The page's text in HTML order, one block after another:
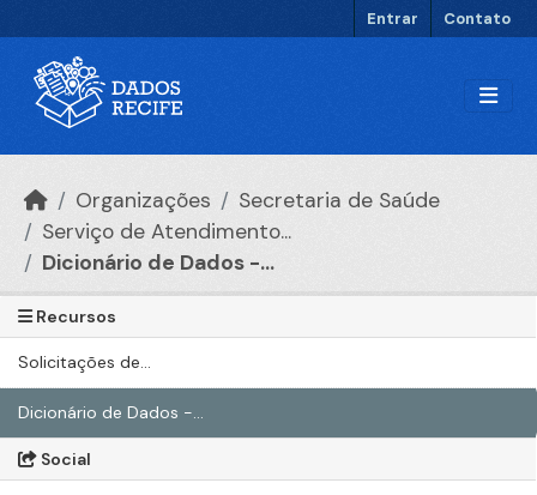
Entrar Contato
Organizações
Secretaria de Saúde
Serviço de Atendimento...
Dicionário de Dados -...
Recursos
Solicitações de...
Dicionário de Dados -...
Social